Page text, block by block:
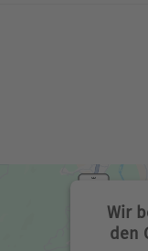
Wir
den